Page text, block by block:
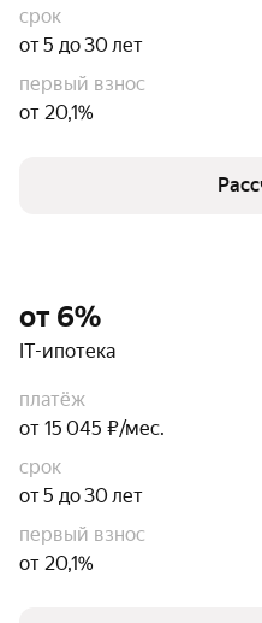
срок
от 5 до 30 лет
первый взнос
от 20,1%
от 6%
IT-ипотека
платёж
от 15 045 ₽/мес.
срок
от 5 до 30 лет
первый взнос
от 20,1%